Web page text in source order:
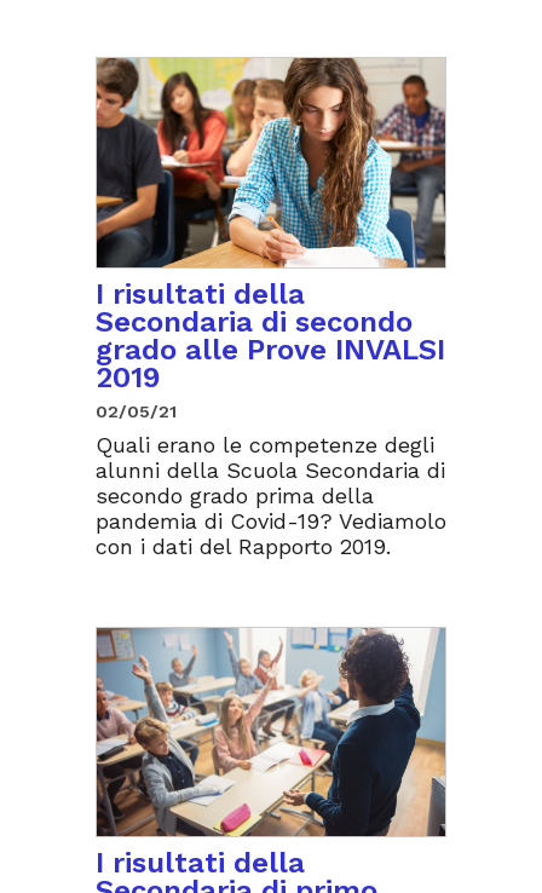
I risultati della
Secondaria di secondo
grado alle Prove INVALSI
2019
02/05/21
Quali erano le competenze degli
alunni della Scuola Secondaria di
secondo grado prima della
pandemia di Covid-19? Vediamolo
con i dati del Rapporto 2019.
I risultati della